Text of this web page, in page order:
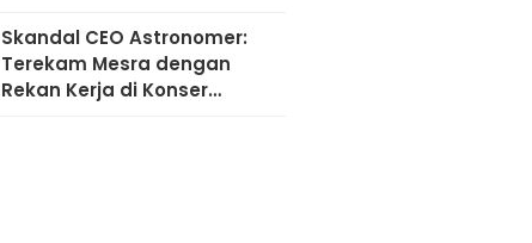
Skandal CEO Astronomer:
Terekam Mesra dengan
Rekan Kerja di Konser